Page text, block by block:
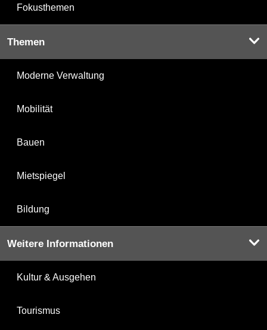
Fokusthemen
Themen
Moderne Verwaltung
Mobilität
Bauen
Mietspiegel
Bildung
Weitere Informationen
Kultur & Ausgehen
Tourismus